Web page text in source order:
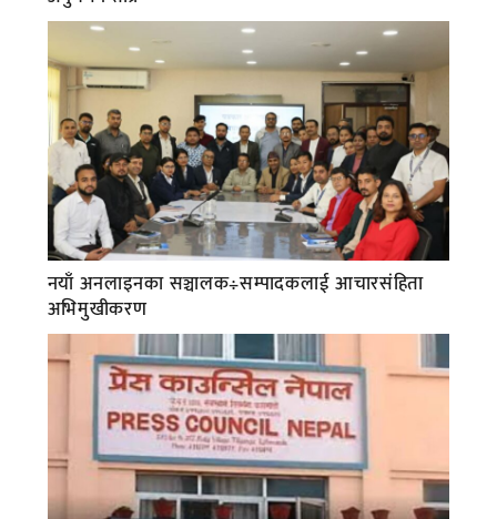
नयाँ अनलाइनका सञ्चालक÷सम्पादकलाई आचारसंहिता
अभिमुखीकरण